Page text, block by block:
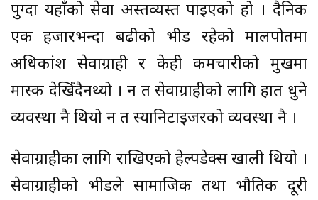
पुग्दा यहाँको सेवा अस्तव्यस्त पाइएको हो । दैनिक
एक हजारभन्दा बढीको भीड रहेको मालपोतमा
अधिकांश सेवाग्राही र केही कर्मचारीको मुखमा
मास्क देखिँदैनथ्यो । न त सेवाग्राहीको लागि हात धुने
व्यवस्था नै थियो न त स्यानिटाइजरको व्यवस्था नै ।
सेवाग्राहीका लागि राखिएको हेल्पडेक्स खाली थियो ।
सेवाग्राहीको भीडले सामाजिक तथा भौतिक दूरी